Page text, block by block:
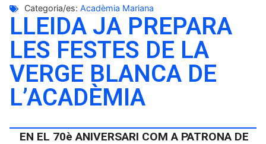
Categoria/es: Acadèmia Mariana
LLEIDA JA PREPARA
LES FESTES DE LA
VERGE BLANCA DE
L’ACADÈMIA
EN EL 70è ANIVERSARI COM A PATRONA DE